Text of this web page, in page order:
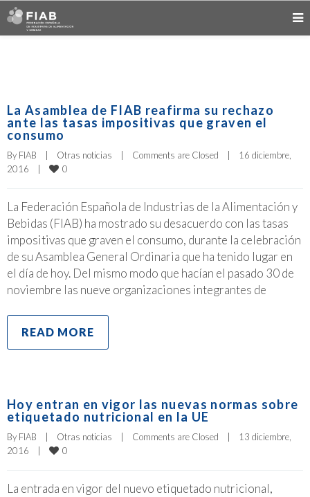
La Asamblea de FIAB reafirma su rechazo
ante las tasas impositivas que graven el
consumo
By FIAB Otras noticias Comments are Closed
16 diciembre,
2016
0
La Federación Española de Industrias de la Alimentación y
Bebidas (FIAB) ha mostrado su desacuerdo con las tasas
impositivas que graven el consumo, durante la celebración
de su Asamblea General Ordinaria que ha tenido lugar en
el día de hoy. Del mismo modo que hacían el pasado 30 de
noviembre las nueve organizaciones integrantes de
READ MORE
Hoy entran en vigor las nuevas normas sobre
etiquetado nutricional en la UE
By FIAB Otras noticias Comments are Closed
13 diciembre,
2016
0
La entrada en vigor del nuevo etiquetado nutricional,